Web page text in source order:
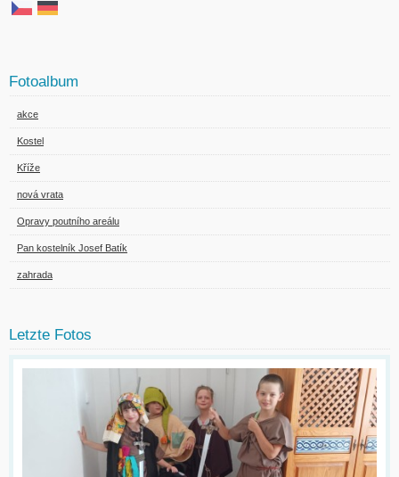
Fotoalbum
akce
Kostel
Kříže
nová vrata
Opravy poutního areálu
Pan kostelník Josef Batík
zahrada
Letzte Fotos